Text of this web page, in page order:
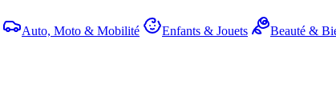
Auto, Moto & Mobilité Enfants & Jouets Beauté &